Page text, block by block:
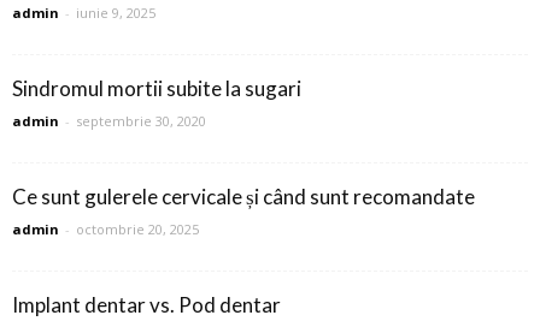
admin - iunie 9, 2025
Sindromul mortii subite la sugari
admin - septembrie 30, 2020
Ce sunt gulerele cervicale și când sunt recomandate
admin - octombrie 20, 2025
Implant dentar vs. Pod dentar